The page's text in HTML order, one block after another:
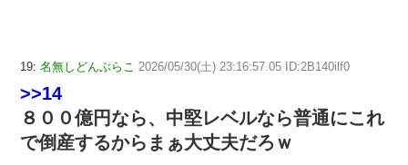
19: 名無しどんぶらこ 2026/05/30(土) 23:16:57.05 ID:2B140ilf0
>>14
８００億円なら、中堅レベルなら普通にこれ
で倒産するからまぁ大丈夫だろｗ